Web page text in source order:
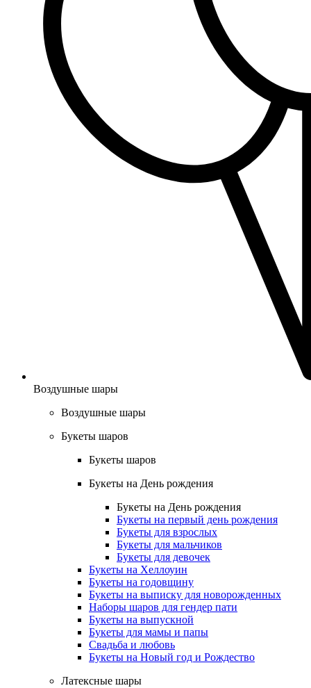
Воздушные шары
Воздушные шары
Букеты шаров
Букеты шаров
Букеты на День рождения
Букеты на День рождения
Букеты на первый день рождения
Букеты для взрослых
Букеты для мальчиков
Букеты для девочек
Букеты на Хеллоуин
Букеты на годовщину
Букеты на выписку для новорожденных
Наборы шаров для гендер пати
Букеты на выпускной
Букеты для мамы и папы
Свадьба и любовь
Букеты на Новый год и Рождество
Латексные шары